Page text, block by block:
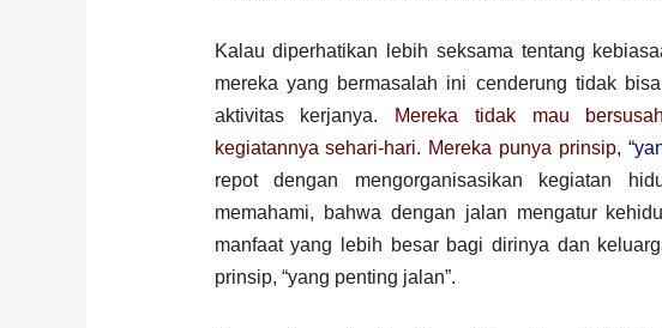
Kalau diperhatikan lebih seksama tentang
mereka yang bermasalah ini cenderung tidak
aktivitas kerjanya.
Mereka tidak mau
kegiatannya sehari-hari. Mereka punya prinsip,
repot dengan mengorganisasikan kegiatan
memahami, bahwa dengan jalan mengatur
manfaat yang lebih besar bagi dirinya dan
prinsip, “yang penting jalan”.